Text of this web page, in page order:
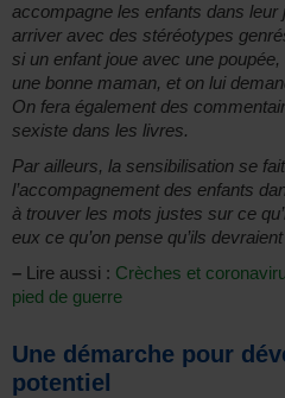
accompagne les enfants dans leur
arriver avec des stéréotypes
si un enfant joue avec une poupée,
une bonne maman, et on lui
On fera également des
sexiste dans les livres.
Par ailleurs, la sensibilisation se
l’accompagnement des enfants
à trouver les mots justes sur ce
eux ce qu’on pense qu’ils devraient
– Lire aussi : Crèches et
pied de guerre
Une démarche pour
potentiel